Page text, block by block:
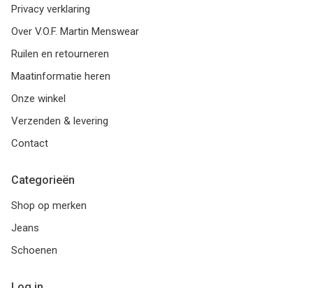
Privacy verklaring
Over V.O.F. Martin Menswear
Ruilen en retourneren
Maatinformatie heren
Onze winkel
Verzenden & levering
Contact
Categorieën
Shop op merken
Jeans
Schoenen